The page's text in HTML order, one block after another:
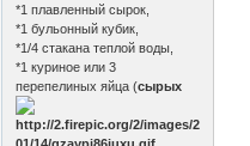
*1 плавленный сырок,
*1 бульонный кубик,
*1/4 стакана теплой воды,
*1 куриное или 3
перепелиных яйца (сырых